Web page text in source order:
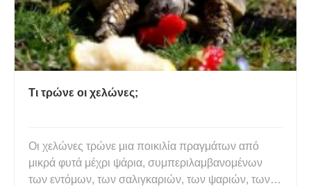
Τι τρώνε οι χελώνες;
Οι χελώνες τρώνε μια ποικιλία πραγμάτων από
μικρά φυτά μέχρι ψάρια, συμπεριλαμβανομένων
των εντόμων, των σαλιγκαριών, των ψαριών, των